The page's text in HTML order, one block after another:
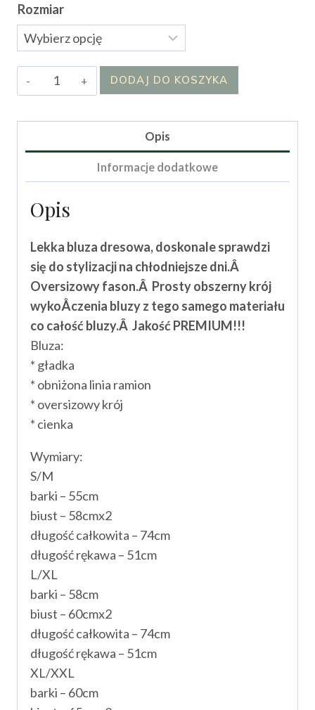
Rozmiar
ilość
Bluza
DODAJ DO KOSZYKA
Opis
Informacje dodatkowe
Opis
Lekka bluza dresowa, doskonale sprawdzi
się do stylizacji na chłodniejsze dni.Â
Oversizowy fason.Â Prosty obszerny krój
wykoÅczenia bluzy z tego samego materiału
co całość bluzy.Â Jakość PREMIUM!!!
Bluza:
* gładka
* obniżona linia ramion
* oversizowy krój
* cienka
Wymiary:
S/M
barki – 55cm
biust – 58cmx2
długość całkowita – 74cm
długość rękawa – 51cm
L/XL
barki – 58cm
biust – 60cmx2
długość całkowita – 74cm
długość rękawa – 51cm
XL/XXL
barki – 60cm